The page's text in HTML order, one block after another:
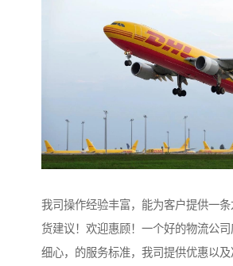
我司操作经验丰富，能为客户提供一
货建议！欢迎惠顾！一个好的物流公司
细心，的服务标准，我司提供优惠以